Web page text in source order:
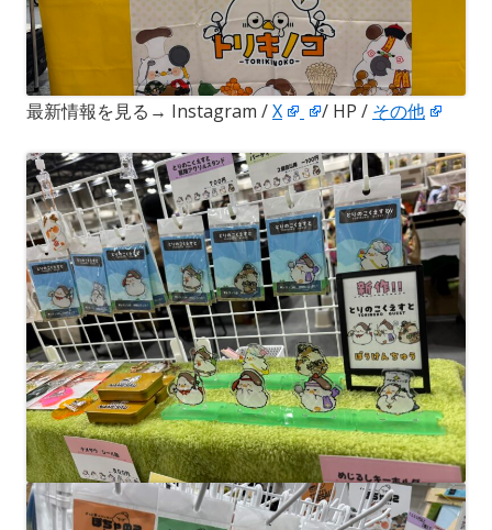
最新情報を見る→ Instagram /X / HP / その他